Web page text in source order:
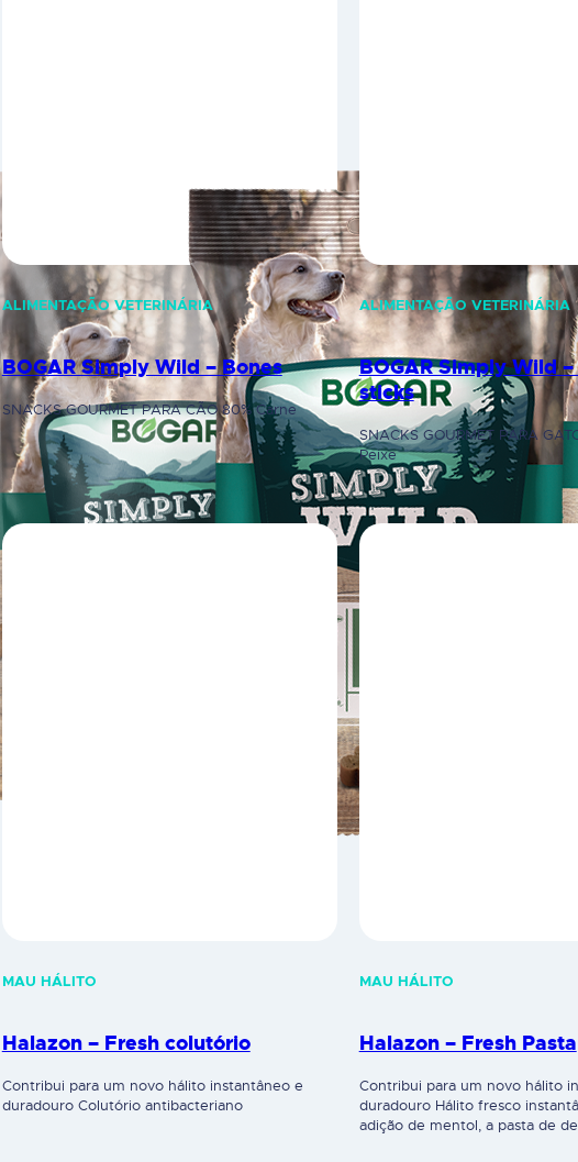
ALIMENTAÇÃO VETERINÁRIA
BOGAR Simply Wild – Bones
SNACKS GOURMET PARA CÃO 80% Carne
ALIMENTAÇÃO VETERINÁRIA
BOGAR Simply Wild
sticks
SNACKS GOURMET PARA
Peixe
MAU HÁLITO
Halazon – Fresh colutório
Contribui para um novo hálito instantâneo e
duradouro Colutório antibacteriano
MAU HÁLITO
Halazon – Fresh Pasta
Contribui para um novo hálito
duradouro Hálito fresco
adição de mentol, a pasta de